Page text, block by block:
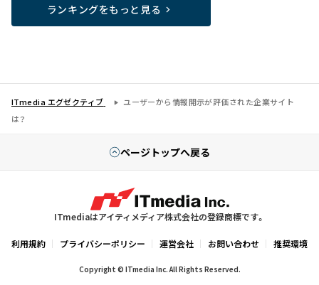
ランキングをもっと見る
ITmedia エグゼクティブ
ユーザーから情報開示が評価された企業サイト
は？
ページトップへ戻る
ITmediaはアイティメディア株式会社の登録商標です。
利用規約 プライバシーポリシー 運営会社 お問い合わせ 推奨環境
Copyright © ITmedia Inc. All Rights Reserved.